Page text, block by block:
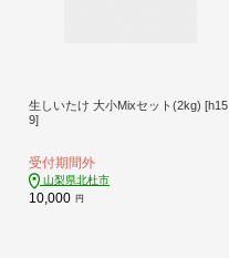
生しいたけ 大小Mixセット(2kg) [h15
9]
受付期間外
山梨県北杜市
10,000 円